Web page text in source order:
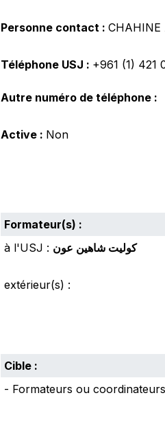
Personne contact : CHAHINE
Téléphone USJ : +961 (1) 421
Autre numéro de téléphone :
Active : Non
Formateur(s) :
à l'USJ : كوليت شاهين عون
extérieur(s) :
Cible :
- Formateurs ou